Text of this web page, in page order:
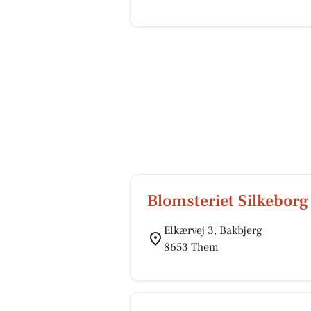
Blomsteriet Silkeborg
Elkærvej 3, Bakbjerg
8653 Them